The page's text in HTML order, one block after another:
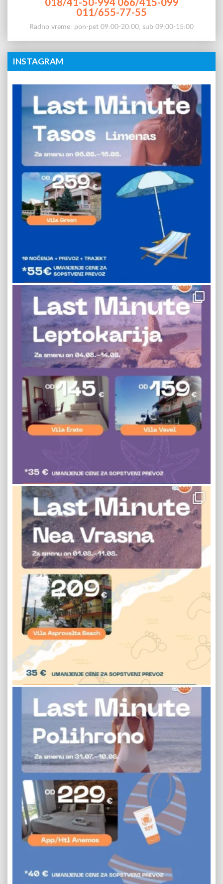
011/655-77-55
Radno vreme: pon-pet 09:00-20:00, sub 09:00-15:00
INSTAGRAM